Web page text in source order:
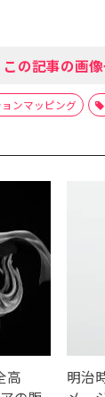
この記事の画
ンマッピング
高
明治